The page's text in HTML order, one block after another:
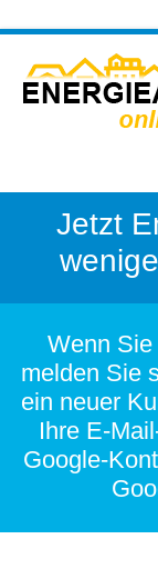
Jetzt
Wenn
melden Sie
ein neuer
Ihre E-
Google-